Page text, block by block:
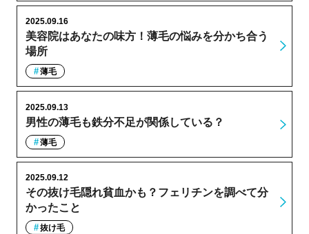
美容院はあなたの味方！薄毛の悩みを分かち合う
場所
2025.09.16
薄毛
男性の薄毛も鉄分不足が関係している？
2025.09.13
薄毛
その抜け毛隠れ貧血かも？フェリチンを調べて分
かったこと
2025.09.12
抜け毛